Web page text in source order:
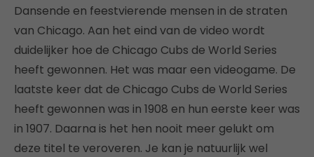
Dansende en feestvierende mensen in de straten
van Chicago. Aan het eind van de video wordt
duidelijker hoe de Chicago Cubs de World Series
heeft gewonnen. Het was maar een videogame. De
laatste keer dat de Chicago Cubs de World Series
heeft gewonnen was in 1908 en hun eerste keer was
in 1907. Daarna is het hen nooit meer gelukt om
deze titel te veroveren. Je kan je natuurlijk wel